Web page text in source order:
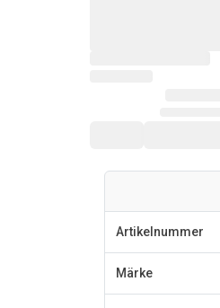
Artikelnummer
Märke